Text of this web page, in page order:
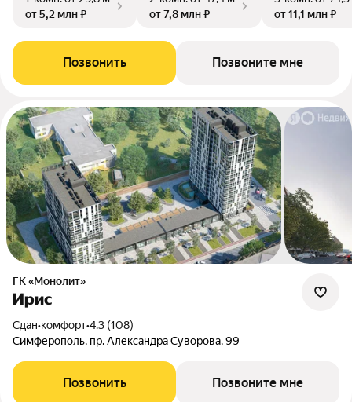
от 5,2 млн ₽
от 7,8 млн ₽
от 11,1 млн ₽
Позвонить Позвоните мне
ГК «Монолит»
Ирис
Сдан•комфорт•4.3 (108)
Симферополь, пр. Александра Суворова, 99
Позвонить Позвоните мне